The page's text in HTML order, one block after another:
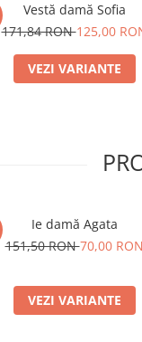
Vestă damă Sofia
171,84 RON125,00
VEZI VARIANTE
Ie damă Agata
151,50 RON70,00 RON
VEZI VARIANTE